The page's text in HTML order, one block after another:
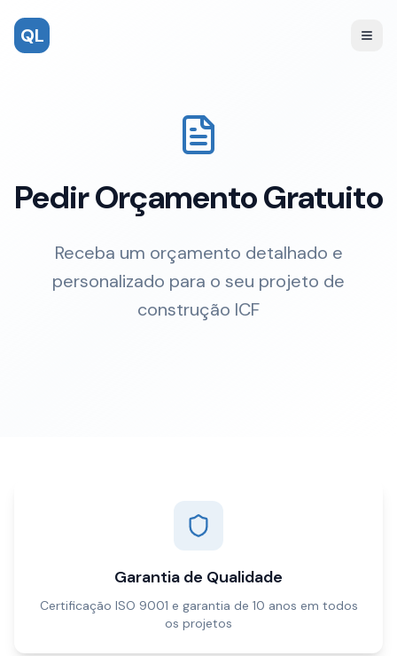
QL
Pedir Orçamento Gratuito
Receba um orçamento detalhado e
personalizado para o seu projeto de
construção ICF
Garantia de Qualidade
Certificação ISO 9001 e garantia de 10 anos em todos
os projetos